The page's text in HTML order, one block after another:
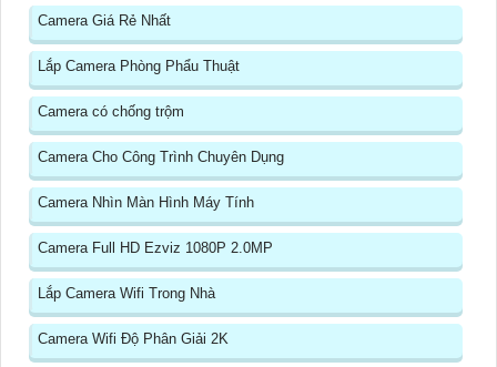
Camera Giá Rẻ Nhất
Lắp Camera Phòng Phẩu Thuật
Camera có chống trộm
Camera Cho Công Trình Chuyên Dụng
Camera Nhìn Màn Hình Máy Tính
Camera Full HD Ezviz 1080P 2.0MP
Lắp Camera Wifi Trong Nhà
Camera Wifi Độ Phân Giải 2K